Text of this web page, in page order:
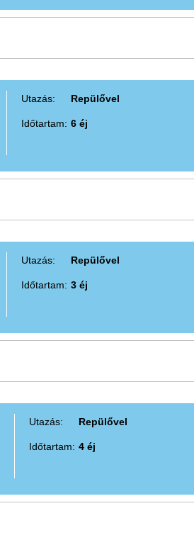
Utazás: Repülővel
Időtartam: 6 éj
Utazás: Repülővel
Időtartam: 3 éj
Utazás: Repülővel
Időtartam: 4 éj